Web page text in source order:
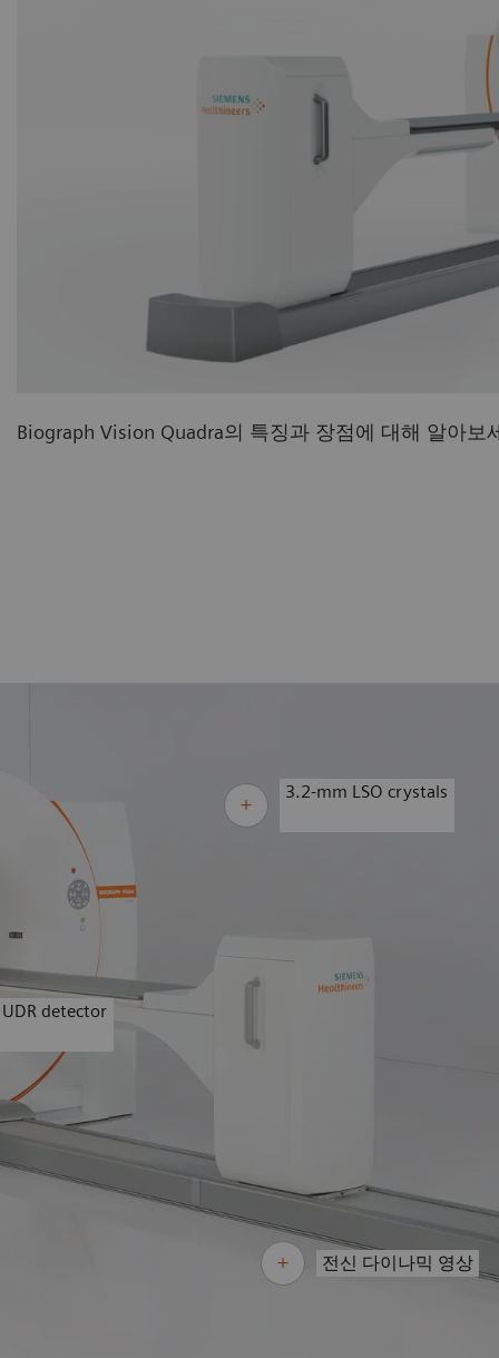
Biograph Vision Quadra의 특징과 장점에 대해 알아보
3.2-mm LSO crystals
detector
전신 다이나믹 영상